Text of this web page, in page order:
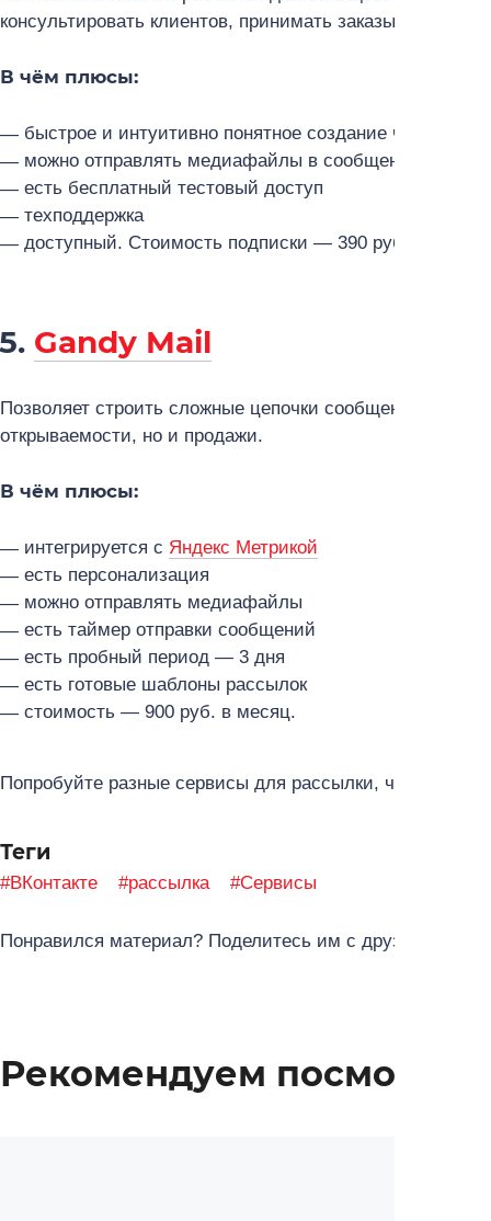
консультировать клиентов, принимать заказы и
В чём плюсы:
быстрое и интуитивно понятное создание чат-бота
можно отправлять медиафайлы в сообщениях
есть бесплатный тестовый доступ
техподдержка
доступный. Стоимость подписки — 390 руб. в месяц.
5. Gandy Mail
Позволяет строить сложные цепочки сообщений и
открываемости, но и продажи.
В чём плюсы:
интегрируется с Яндекс Метрикой
есть персонализация
можно отправлять медиафайлы
есть таймер отправки сообщений
есть пробный период — 3 дня
есть готовые шаблоны рассылок
стоимость — 900 руб. в месяц.
Попробуйте разные сервисы для рассылки, чтобы
Теги
#ВКонтакте #рассылка #Сервисы
Понравился материал? Поделитесь им с друзьями в
Рекомендуем